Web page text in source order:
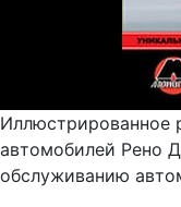
Иллюстрированное
автомобилей Рено
обслуживанию